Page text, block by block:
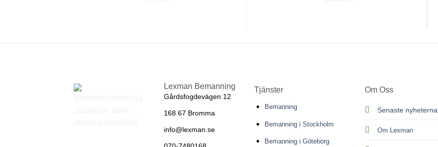
Lexman Bemanning
Gårdsfogdevägen 12
168 67 Bromma
info@lexman.se
Tjänster
Bemanning
Bemanning i Stockholm
Bemanning i Göteborg
Om Oss
Senaste nyheterna
Om Lexman